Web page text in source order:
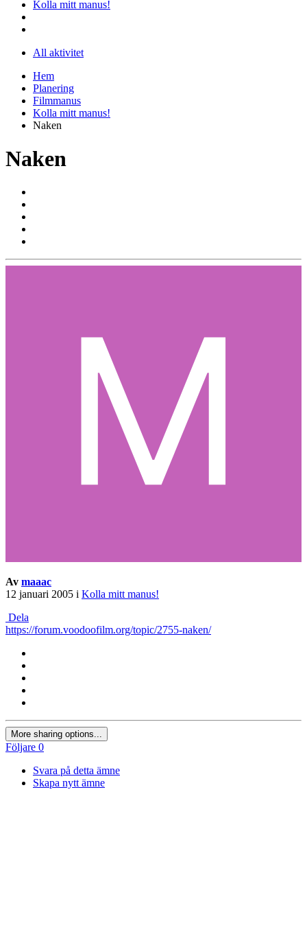
Kolla mitt manus!
All aktivitet
Hem
Planering
Filmmanus
Kolla mitt manus!
Naken
Naken
Av maaac
12 januari 2005 i Kolla mitt manus!
Dela
https://forum.voodoofilm.org/topic/2755-naken/
More sharing options...
Följare 0
Svara på detta ämne
Skapa nytt ämne